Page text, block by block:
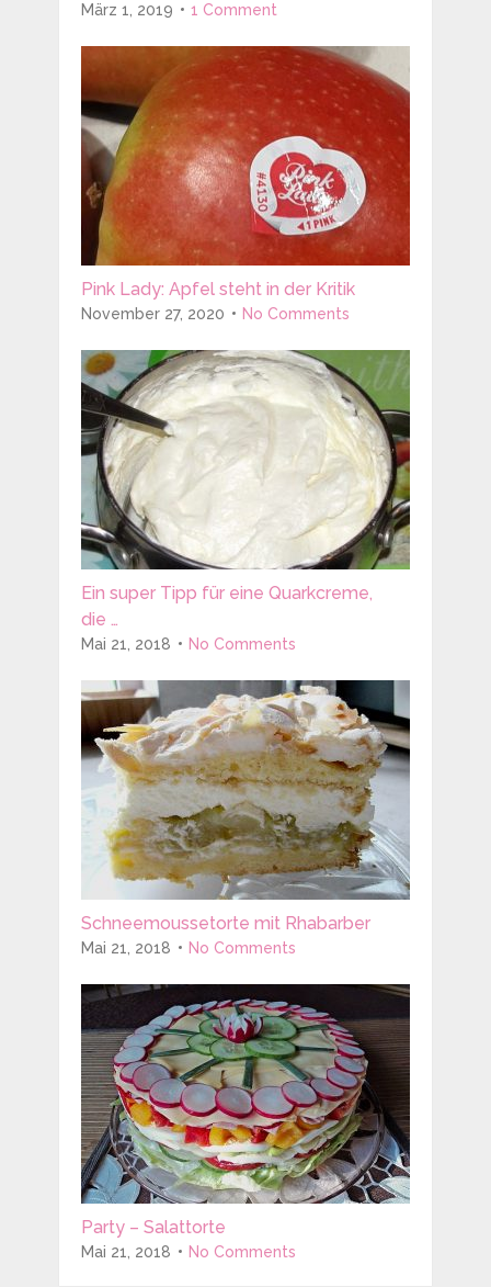
März 1, 2019 1 Comment
Pink Lady: Apfel steht in der Kritik
November 27, 2020 No Comments
Ein super Tipp für eine Quarkcreme,
die …
Mai 21, 2018 No Comments
Schneemoussetorte mit Rhabarber
Mai 21, 2018 No Comments
Party – Salattorte
Mai 21, 2018 No Comments